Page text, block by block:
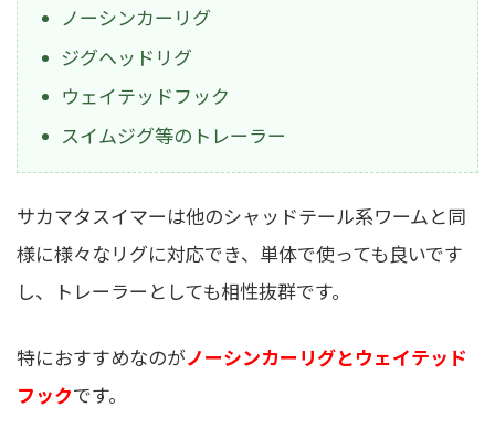
ノーシンカーリグ
ジグヘッドリグ
ウェイテッドフック
スイムジグ等のトレーラー
サカマタスイマーは他のシャッドテール系ワームと同
様に様々なリグに対応でき、単体で使っても良いです
し、トレーラーとしても相性抜群です。
特におすすめなのがノーシンカーリグとウェイテッド
フックです。